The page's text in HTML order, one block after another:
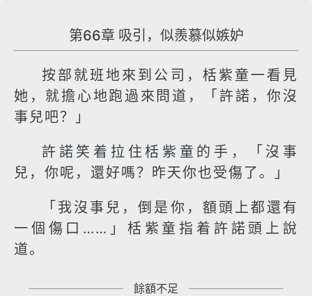
第66章 吸引，似羨慕似嫉妒
按部就班地來到公司，栝紫童一看見
她，就擔心地跑過來問道，「許諾，你沒
事兒吧？」
許諾笑着拉住栝紫童的手，「沒事
兒，你呢，還好嗎？昨天你也受傷了。」
「我沒事兒，倒是你，額頭上都還有
一個傷口……」栝紫童指着許諾頭上說
道。
餘額不足